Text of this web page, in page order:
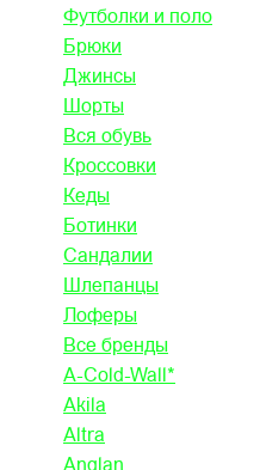
Футболки и поло
Брюки
Джинсы
Шорты
Вся обувь
Кроссовки
Кеды
Ботинки
Сандалии
Шлепанцы
Лоферы
Все бренды
A-Cold-Wall*
Akila
Altra